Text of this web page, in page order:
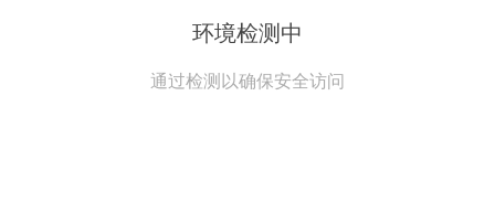
环境检测中
通过检测以确保安全访问